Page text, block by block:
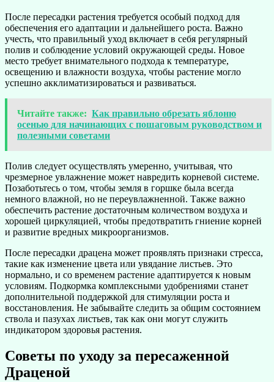
После пересадки растения требуется особый подход для
обеспечения его адаптации и дальнейшего роста. Важно
учесть, что правильный уход включает в себя регулярный
полив и соблюдение условий окружающей среды. Новое
место требует внимательного подхода к температуре,
освещению и влажности воздуха, чтобы растение могло
успешно акклиматизироваться и развиваться.
Читайте также: Как правильно обрезать яблоню
осенью для начинающих с пошаговым руководством и
полезными советами
Полив следует осуществлять умеренно, учитывая, что
чрезмерное увлажнение может навредить корневой системе.
Позаботьтесь о том, чтобы земля в горшке была всегда
немного влажной, но не переувлажненной. Также важно
обеспечить растение достаточным количеством воздуха и
хорошей циркуляцией, чтобы предотвратить гниение корней
и развитие вредных микроорганизмов.
После пересадки драцена может проявлять признаки стресса,
такие как изменение цвета или увядание листьев. Это
нормально, и со временем растение адаптируется к новым
условиям. Подкормка комплексными удобрениями станет
дополнительной поддержкой для стимуляции роста и
восстановления. Не забывайте следить за общим состоянием
ствола и пазухах листьев, так как они могут служить
индикатором здоровья растения.
Советы по уходу за пересаженной
Драценой